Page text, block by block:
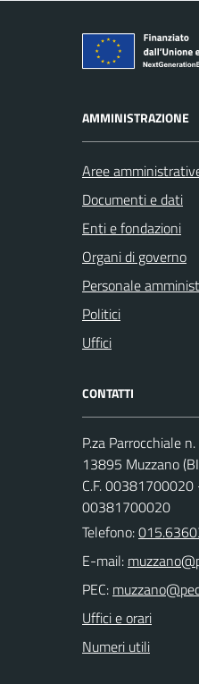
AMMINISTRAZIONE
Aree
Documenti e dati
Enti e fondazioni
Organi di governo
Personale
Politici
Uffici
CONTATTI
P.za Parrocchiale n.
13895 Muzzano
C.F. 00381700020
00381700020
Telefono:
E-mail:
PEC:
Uffici e orari
Numeri utili